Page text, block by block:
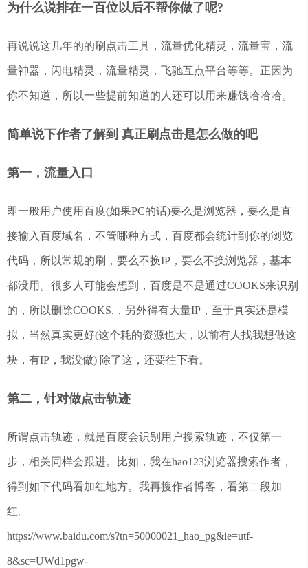
为什么说排在一百位以后不帮你做了呢?
再说说这几年的的刷点击工具，流量优化精灵，流量宝，流
量神器，闪电精灵，流量精灵，飞驰互点平台等等。正因为
你不知道，所以一些提前知道的人还可以用来赚钱哈哈哈。
简单说下作者了解到 真正刷点击是怎么做的吧
第一，流量入口
即一般用户使用百度(如果PC的话)要么是浏览器，要么是直
接输入百度域名，不管哪种方式，百度都会统计到你的浏览
代码，所以常规的刷，要么不换IP，要么不换浏览器，基本
都没用。很多人可能会想到，百度是不是通过COOKS来识别
的，所以删除COOKS,，另外得有大量IP，至于真实还是模
拟，当然真实更好(这个耗的资源也大，以前有人找我想做这
块，有IP，我没做) 除了这，还要往下看。
第二，针对做点击轨迹
所谓点击轨迹，就是百度会识别用户搜索轨迹，不仅第一
步，相关同样会跟进。比如，我在hao123浏览器搜索作者，
得到如下代码看加红地方。我再搜作者博客，看第二段加
红。
https://www.baidu.com/s?tn=50000021_hao_pg&ie=utf-
8&sc=UWd1pgw-